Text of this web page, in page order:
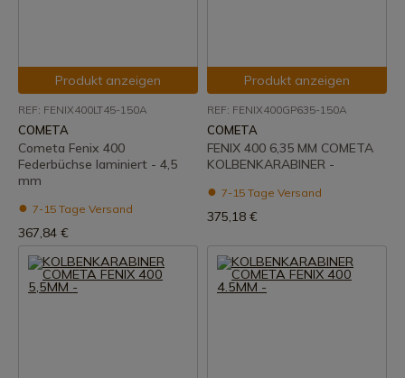
Produkt anzeigen
REF: FENIX400LT45-150A
COMETA
Cometa Fenix 400
Federbüchse laminiert - 4,5
mm
7-15 Tage Versand
367,84 €
Produkt anzeigen
REF: FENIX400GP635-150A
COMETA
FENIX 400 6,35 MM COMETA
KOLBENKARABINER -
7-15 Tage Versand
375,18 €